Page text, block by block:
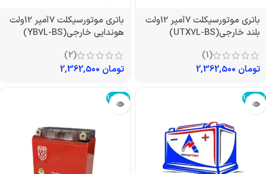
باتری موتورسیکلت 7آمپر 12ولت
بلند خارجی(UTX7L-BS)
(1)
تومان
باتری موتورسیکلت 7آمپر 12ولت
هوندایی خارجی(YB7L-BS)
(2)
تومان
تمام شد! تمام شد!